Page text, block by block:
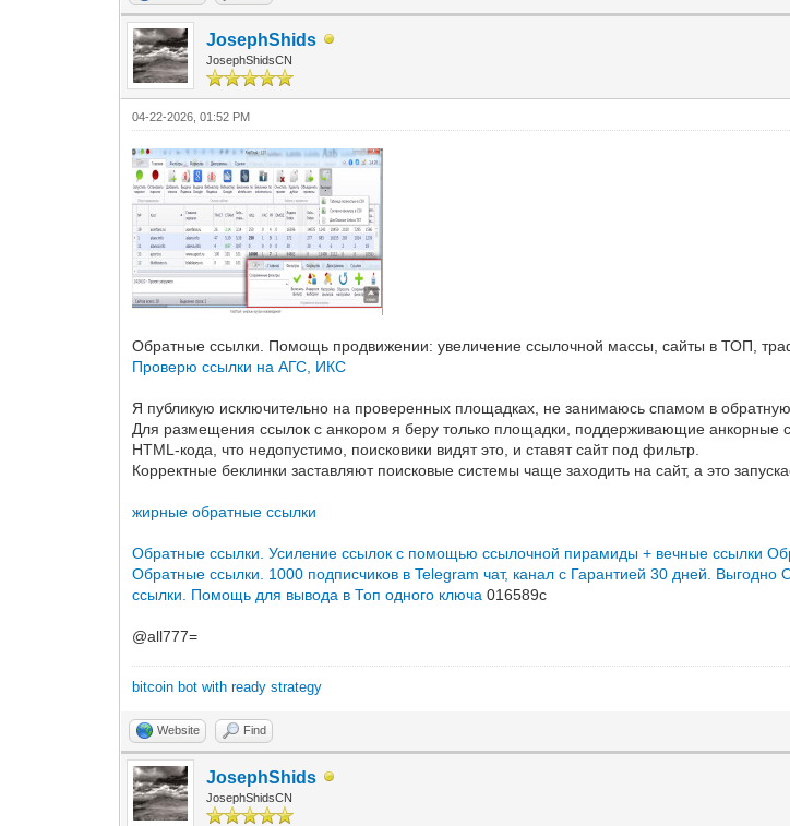
JosephShids
JosephShidsCN
04-22-2026, 01:52 PM
Обратные ссылки. Помощь продвижении: увеличение ссылочной массы, сайты в ТОП,
Проверю ссылки на АГС, ИКС
Я публикую исключительно на проверенных площадках, не занимаюсь спамом в обратную
Для размещения ссылок с анкором я беру только площадки, поддерживающие анкорные
HTML-кода, что недопустимо, поисковики видят это, и ставят сайт под фильтр.
Корректные беклинки заставляют поисковые системы чаще заходить на сайт, а это
жирные обратные ссылки
Обратные ссылки. Усиление ссылок с помощью ссылочной пирамиды + вечные ссылки
Обратные ссылки. 1000 подписчиков в Telegram чат, канал с Гарантией 30 дней. Выгодно
ссылки. Помощь для вывода в Топ одного ключа 016589c
@all777=
bitcoin bot with ready strategy
Website Find
JosephShids
JosephShidsCN